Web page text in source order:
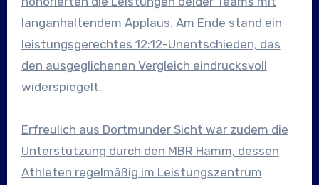
langanhaltendem Applaus. Am Ende stand ein
leistungsgerechtes 12:12-Unentschieden, das
den ausgeglichenen Vergleich eindrucksvoll
widerspiegelt.
Erfreulich aus Dortmunder Sicht war zudem die
Unterstützung durch den MBR Hamm, dessen
Athleten regelmäßig im Leistungszentrum